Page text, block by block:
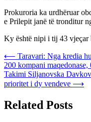
Prokuroria ka urdhëruar
e Prilepit janë të tronditur
Ky është nipi i tij 43 vjeçar
Post
navigation
⟵ Taravari: Nga kredia
200 kompani maqedonase,
Takimi Siljanovska
prioritet i dy vendeve ⟶
Related Posts